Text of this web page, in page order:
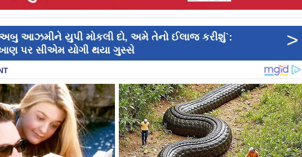
આઝમીને યુપી મોકલી દો, અમે તેનો ઈલાજ કરીશું`:
પર સીએમ યોગી થયા ગુસ્સે
>